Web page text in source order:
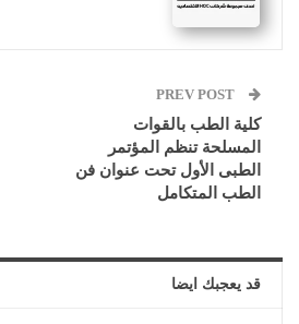
كلية الطب بالقوات
المسلحة تنظم المؤتمر
الطبى الأول تحت عنوان فن
الطب المتكامل
قد يعجبك ايضا